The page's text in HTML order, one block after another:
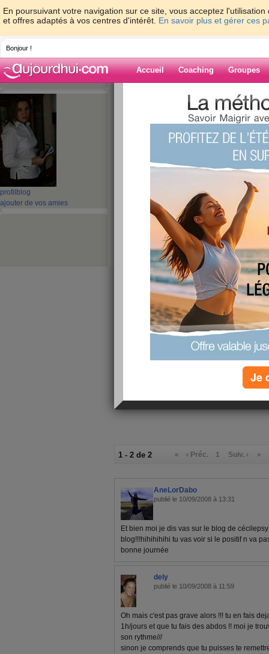
En poursuivant votre navigation sur ce site, vous acceptez
et offres adaptés à vos centres d'intérêt. En savoir plus et gérer ces
Bonjour !
Accueil Coaching Groupes
profil blog
ajouter de vos amies
> >
Blog de
Aujourd'hui
En ce moment je me pose plein de question
d'atteindre mes objectifs. Et je me demande
judicieux? Est-ce que l'apparence à une telle
jamais le physique dont on rêve toutes... Bref
compulsives.... Grande question? Ça doit pas
Va falloir que je retravaille mes concepts de
1 - 2 de 2 « ‹ Préc. 1 Suiv. › »
AneLorDabo
publié le 10/09/2008 à 13:31
Et bien moi je dis vas sur le blog de
blog!!!hihihihihi tu vas voir si le positif n va
bonne journée
dely
publié le 10/09/2008 à 11:59
Oh mais c'est pas grave alors !!! tu en fais
1h/jours et que tu fais des abdos !! moi je
son rythme///
sinon je comprends que tu puisses te
Je